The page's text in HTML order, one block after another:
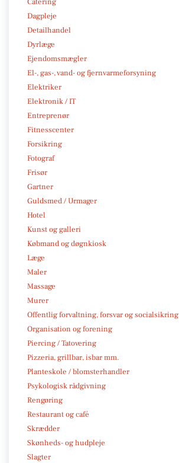
Dagpleje
Detailhandel
Dyrlæge
Ejendomsmægler
El-, gas-, vand- og fjernvarmeforsyning
Elektriker
Elektronik / IT
Entreprenør
Fitnesscenter
Forsikring
Fotograf
Frisør
Gartner
Guldsmed / Urmager
Hotel
Kunst og galleri
Købmand og døgnkiosk
Læge
Maler
Massage
Murer
Offentlig forvaltning, forsvar og socialsikring
Organisation og forening
Piercing / Tatovering
Pizzeria, grillbar, isbar mm.
Planteskole / blomsterhandler
Psykologisk rådgivning
Rengøring
Restaurant og café
Skrædder
Skønheds- og hudpleje
Slagter